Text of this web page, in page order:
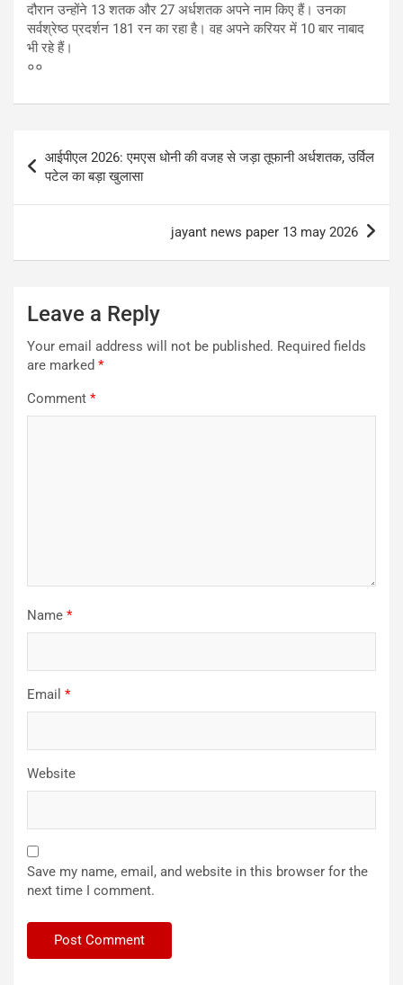
दौरान उन्होंने 13 शतक और 27 अर्धशतक अपने नाम किए हैं। उनका
सर्वश्रेष्ठ प्रदर्शन 181 रन का रहा है। वह अपने करियर में 10 बार नाबाद
भी रहे हैं।
००
navigation
आईपीएल 2026: एमएस धोनी की वजह से जड़ा तूफानी अर्धशतक, उर्विल
पटेल का बड़ा खुलासा
jayant news paper 13 may 2026
Leave a Reply
Your email address will not be published. Required fields
are marked *
Comment *
Name *
Email *
Website
Save my name, email, and website in this browser for the
next time I comment.